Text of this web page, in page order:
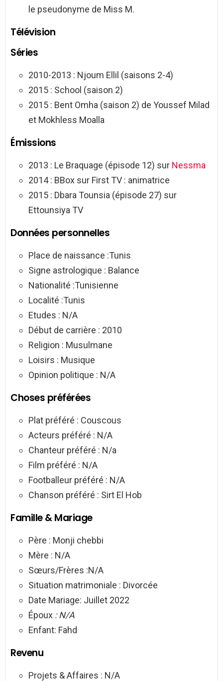
le pseudonyme de Miss M.
Télévision
Séries
2010-2013 : Njoum Ellil (saisons 2-4)
2015 : School (saison 2)
2015 : Bent Omha (saison 2) de Youssef Milad
et Mokhless Moalla
Émissions
2013 : Le Braquage (épisode 12) sur Nessma
2014 : BBox sur First TV : animatrice
2015 : Dbara Tounsia (épisode 27) sur
Ettounsiya TV
Données personnelles
Place de naissance :Tunis
Signe astrologique : Balance
Nationalité :Tunisienne
Localité :Tunis
Etudes : N/A
Début de carrière : 2010
Religion : Musulmane
Loisirs : Musique
Opinion politique : N/A
Choses préférées
Plat préféré : Couscous
Acteurs préféré : N/A
Chanteur préféré : N/a
Film préféré : N/A
Footballeur préféré : N/A
Chanson préféré : Sirt El Hob
Famille & Mariage
Père : Monji chebbi
Mère : N/A
Sœurs/Frères :N/A
Situation matrimoniale : Divorcée
Date Mariage: Juillet 2022
Époux : N/A
Enfant: Fahd
Revenu
Projets & Affaires : N/A